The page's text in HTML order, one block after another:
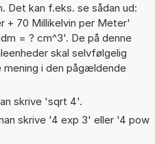
Det kan f.eks. se sådan ud:
+ 70 Millikelvin per Meter'
= ? cm^3'. De på denne
skal selvfølgelig
mening i den pågældende
skrive 'sqrt 4'.
skrive '4 exp 3' eller '4 pow